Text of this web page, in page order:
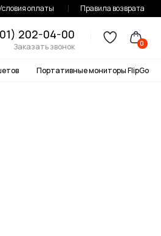
Правила возврата
0